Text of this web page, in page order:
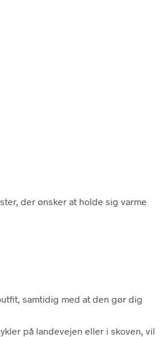
der ønsker at holde sig varme
samtidig med at den gør dig
på landevejen eller i skoven, vil